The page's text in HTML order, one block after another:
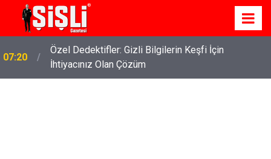
07:20
Özel Dedektifler: Gizli Bilgilerin Keşfi İçin
İhtiyacınız Olan Çözüm